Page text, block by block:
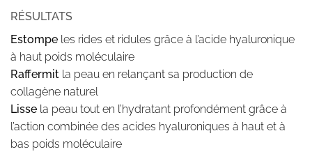
RÉSULTATS
Estompe les rides et ridules grâce à l’acide hyaluronique
à haut poids moléculaire
Raffermit la peau en relançant sa production de
collagène naturel
Lisse la peau tout en l’hydratant profondément grâce à
l’action combinée des acides hyaluroniques à haut et à
bas poids moléculaire